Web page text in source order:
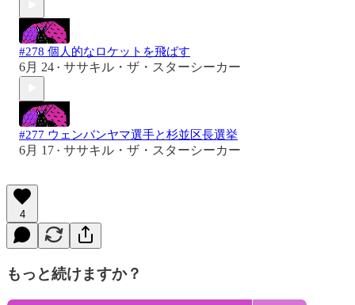
#278 個人的なロケットを飛ばす
6月 24 • ササキル・ザ・スターシーカー
#277 ウェンバンヤマ選手と杉並区長選挙
6月 17 • ササキル・ザ・スターシーカー
4
もっと続けますか？